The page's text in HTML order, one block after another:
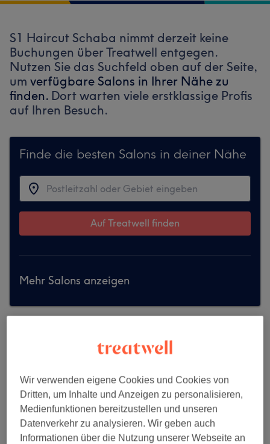
S1 Haircut Schaba nimmt derzeit keine
Buchungen über Treatwell entgegen.
Nutzen Sie das Suchfeld oben auf der Seite,
um verfügbare Salons in Ihrer Nähe zu
finden. Dort warten viele erstklassige Profis
auf Ihren Besuch.
Finde die besten Salons in deiner Nähe
Auf Treatwell finden
Mehr Salons anzeigen
Wir verwenden eigene Cookies und Cookies von
Dritten, um Inhalte und Anzeigen zu personalisieren,
Medienfunktionen bereitzustellen und unseren
Datenverkehr zu analysieren. Wir geben auch
Informationen über die Nutzung unserer Webseite an